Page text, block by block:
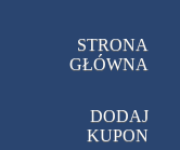
STRONA
GŁÓWNA
DODAJ
KUPON